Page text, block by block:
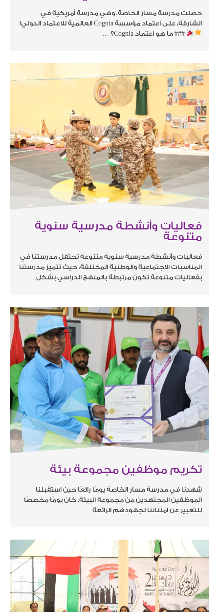
حصلت مدرسة مسار الخاصة، وهي مدرسة أمريكية في
الشارقة، على اعتماد مؤسسة Cognia العالمية للاعتماد الدولي!
### ما هو اعتماد Cognia؟ …
فعاليات وأنشطة مدرسية سنوية
متنوعة
فعاليات وأنشطة مدرسية سنوية متنوعة تحتفل مدرستنا في
المناسبات الاجتماعية والوطنية المختلفة، حيث تتميز مدرستنا
بفعاليات متنوعة تكون مرتبطة بالمنهج الدراسي بشكل …
تكريم موظفين مجموعة بيئة
شهدنا في مدرسة مسار الخاصة يومًا رائعًا حين استقبلنا
الموظفين المجتهدين من مجموعة البيئة. كان يومًا مخصصًا
للتعبير عن امتناننا لجهودهم الرائعة …